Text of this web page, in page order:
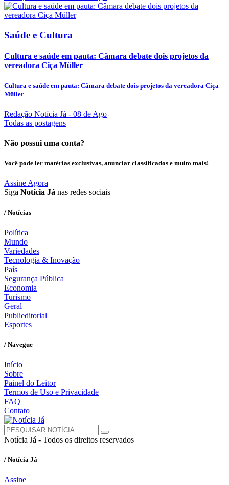
Saúde e Cultura
Cultura e saúde em pauta: Câmara debate dois projetos da
vereadora Ciça Müller
Cultura e saúde em pauta: Câmara debate dois projetos da vereadora Ciça
Müller
Redação Notícia Já - 08 de Ago
Todas as postagens
Não possui uma conta?
Você pode ler matérias exclusivas, anunciar classificados e muito mais!
Assine Agora
Siga Notícia Já nas redes sociais
/ Notícias
Política
Mundo
Variedades
Tecnologia & Inovação
País
Segurança Pública
Economia
Turismo
Geral
Publieditorial
Esportes
/ Navegue
Início
Sobre
Painel do Leitor
Termos de Uso e Privacidade
FAQ
Contato
Notícia Já - Todos os direitos reservados
/ Notícia Já
Assine